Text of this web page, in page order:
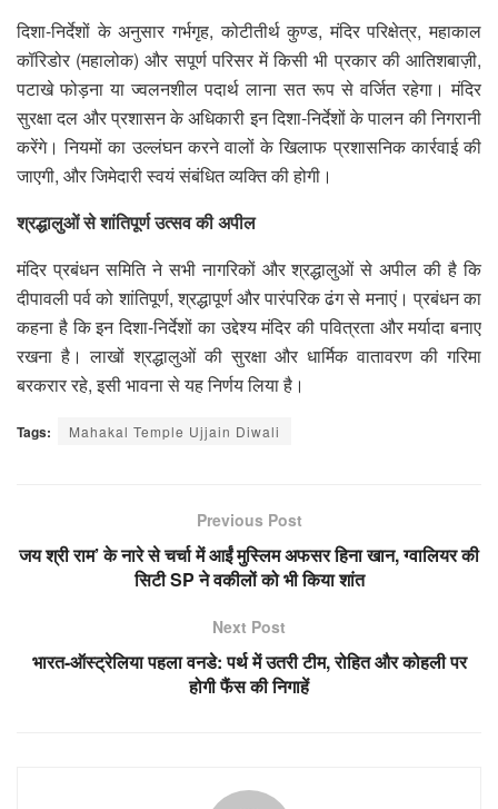
दिशा-निर्देशों के अनुसार गर्भगृह, कोटीतीर्थ कुण्ड, मंदिर परिक्षेत्र, महाकाल
कॉरिडोर (महालोक) और सपूर्ण परिसर में किसी भी प्रकार की आतिशबाज़ी,
पटाखे फोड़ना या ज्वलनशील पदार्थ लाना सत रूप से वर्जित रहेगा। मंदिर
सुरक्षा दल और प्रशासन के अधिकारी इन दिशा-निर्देशों के पालन की निगरानी
करेंगे। नियमों का उल्लंघन करने वालों के खिलाफ प्रशासनिक कार्रवाई की
जाएगी, और जिमेदारी स्वयं संबंधित व्यक्ति की होगी।
श्रद्धालुओं से शांतिपूर्ण उत्सव की अपील
मंदिर प्रबंधन समिति ने सभी नागरिकों और श्रद्धालुओं से अपील की है कि
दीपावली पर्व को शांतिपूर्ण, श्रद्धापूर्ण और पारंपरिक ढंग से मनाएं। प्रबंधन का
कहना है कि इन दिशा-निर्देशों का उद्देश्य मंदिर की पवित्रता और मर्यादा बनाए
रखना है। लाखों श्रद्धालुओं की सुरक्षा और धार्मिक वातावरण की गरिमा
बरकरार रहे, इसी भावना से यह निर्णय लिया है।
Tags: Mahakal Temple Ujjain Diwali
Previous Post
जय श्री राम’ के नारे से चर्चा में आईं मुस्लिम अफसर हिना खान, ग्वालियर की
सिटी SP ने वकीलों को भी किया शांत
Next Post
भारत-ऑस्ट्रेलिया पहला वनडे: पर्थ में उतरी टीम, रोहित और कोहली पर
होगी फैंस की निगाहें